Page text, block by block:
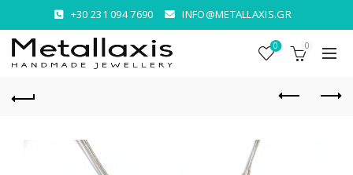
+30 231 094 7690 INFO@METALLAXIS.GR
0 0